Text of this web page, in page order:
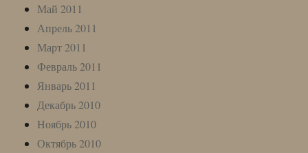
Май 2011
Апрель 2011
Март 2011
Февраль 2011
Январь 2011
Декабрь 2010
Ноябрь 2010
Октябрь 2010